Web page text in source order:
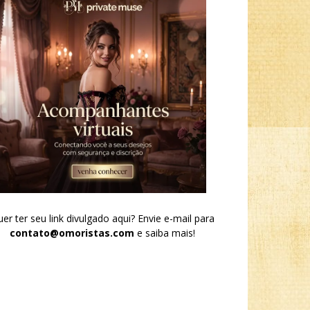
ter seu link divulgado aqui? Envie e-mail para
contato@omoristas.com e saiba mais!